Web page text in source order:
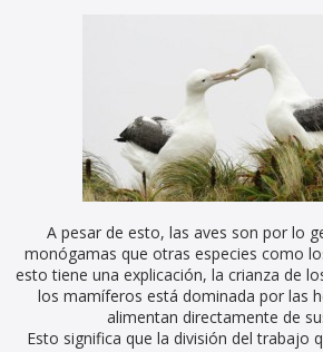
A pesar de esto, las aves son por lo
monógamas que otras especies como
esto tiene una explicación, la crianza de
los mamíferos está dominada por las
alimentan directamente de
Esto significa que la división del trabajo